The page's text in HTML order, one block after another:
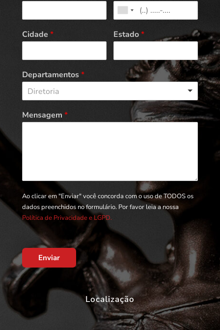
Cidade * Estado*
Departamentos*
Diretoria
Mensagem *
Ao clicar em "Enviar" você concorda com o uso de TODOS os
dados preenchidos no formulário. Por favor leia a nossa
Política de Privacidade e LGPD.
Enviar
Localização